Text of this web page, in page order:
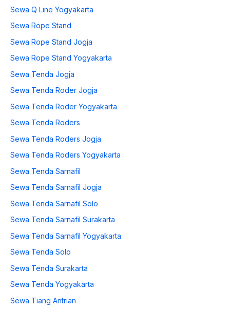
Sewa Q Line Yogyakarta
Sewa Rope Stand
Sewa Rope Stand Jogja
Sewa Rope Stand Yogyakarta
Sewa Tenda Jogja
Sewa Tenda Roder Jogja
Sewa Tenda Roder Yogyakarta
Sewa Tenda Roders
Sewa Tenda Roders Jogja
Sewa Tenda Roders Yogyakarta
Sewa Tenda Sarnafil
Sewa Tenda Sarnafil Jogja
Sewa Tenda Sarnafil Solo
Sewa Tenda Sarnafil Surakarta
Sewa Tenda Sarnafil Yogyakarta
Sewa Tenda Solo
Sewa Tenda Surakarta
Sewa Tenda Yogyakarta
Sewa Tiang Antrian